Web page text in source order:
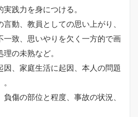
践力を身につける。
言動、教員としての思い上がり、
一致、思いやりを欠く一方的で画
の未熟など。
因、家庭生活に起因、本人の問題
負傷の部位と程度、事故の状況、